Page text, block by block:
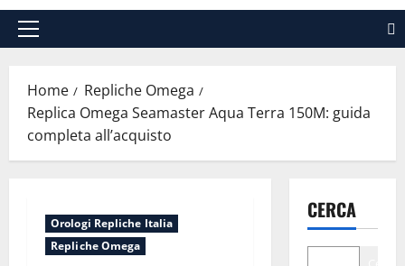
Menu
Home
Repliche Omega
Replica Omega Seamaster Aqua Terra 150M: guida
completa all’acquisto
Orologi Repliche Italia
Repliche Omega
CERCA